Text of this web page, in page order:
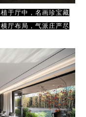
于厅中，名画珍宝藏
厅布局，气派庄严尽